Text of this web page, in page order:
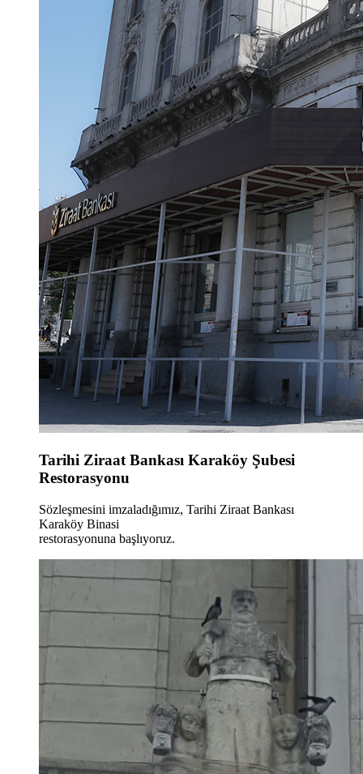
Tarihi Ziraat Bankası Karaköy Şubesi
Restorasyonu
Sözleşmesini imzaladığımız, Tarihi Ziraat Bankası
Karaköy Binasi
restorasyonuna başlıyoruz.